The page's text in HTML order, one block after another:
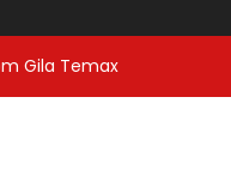
Gila Temax